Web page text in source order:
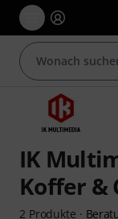
IK
Koffer &
2 Produkte ·